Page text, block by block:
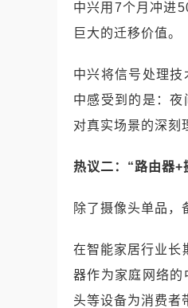
中兴用7个月冲进
巨大的迁移价值。
中兴将信号处理
中感受到的是：
对真实场景的深刻
热议二：“路由器+
除了摄像头单品，
在智能家居行业长
器作为家庭网络
头等设备为消费者